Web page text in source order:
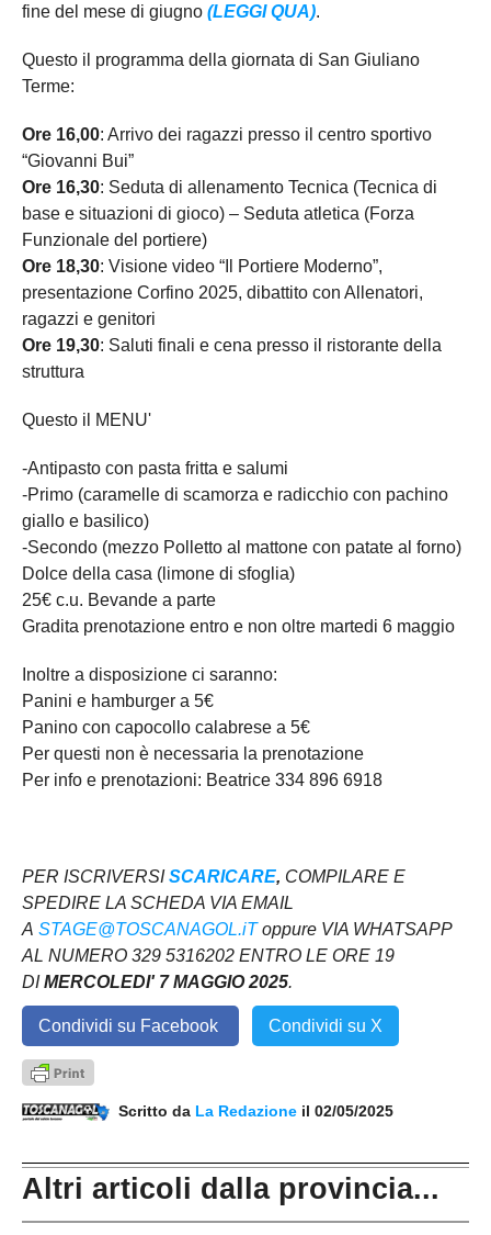
fine del mese di giugno (LEGGI QUA).
Questo il programma della giornata di San Giuliano
Terme:
Ore 16,00: Arrivo dei ragazzi presso il centro sportivo
“Giovanni Bui”
Ore 16,30: Seduta di allenamento Tecnica (Tecnica di
base e situazioni di gioco) – Seduta atletica (Forza
Funzionale del portiere)
Ore 18,30: Visione video “Il Portiere Moderno”,
presentazione Corfino 2025, dibattito con Allenatori,
ragazzi e genitori
Ore 19,30: Saluti finali e cena presso il ristorante della
struttura
Questo il MENU'
-Antipasto con pasta fritta e salumi
-Primo (caramelle di scamorza e radicchio con pachino
giallo e basilico)
-Secondo (mezzo Polletto al mattone con patate al forno)
Dolce della casa (limone di sfoglia)
25€ c.u. Bevande a parte
Gradita prenotazione entro e non oltre martedi 6 maggio
Inoltre a disposizione ci saranno:
Panini e hamburger a 5€
Panino con capocollo calabrese a 5€
Per questi non è necessaria la prenotazione
Per info e prenotazioni: Beatrice 334 896 6918
PER ISCRIVERSISCARICARE, COMPILARE E
SPEDIRE LA SCHEDA VIA EMAIL
A STAGE@TOSCANAGOL.iToppure VIA WHATSAPP
AL NUMERO 329 5316202 ENTRO LE ORE 19
DIMERCOLEDI' 7 MAGGIO 2025.
Condividi su Facebook Condividi su X
Scritto da La Redazione il 02/05/2025
Altri articoli dalla provincia...